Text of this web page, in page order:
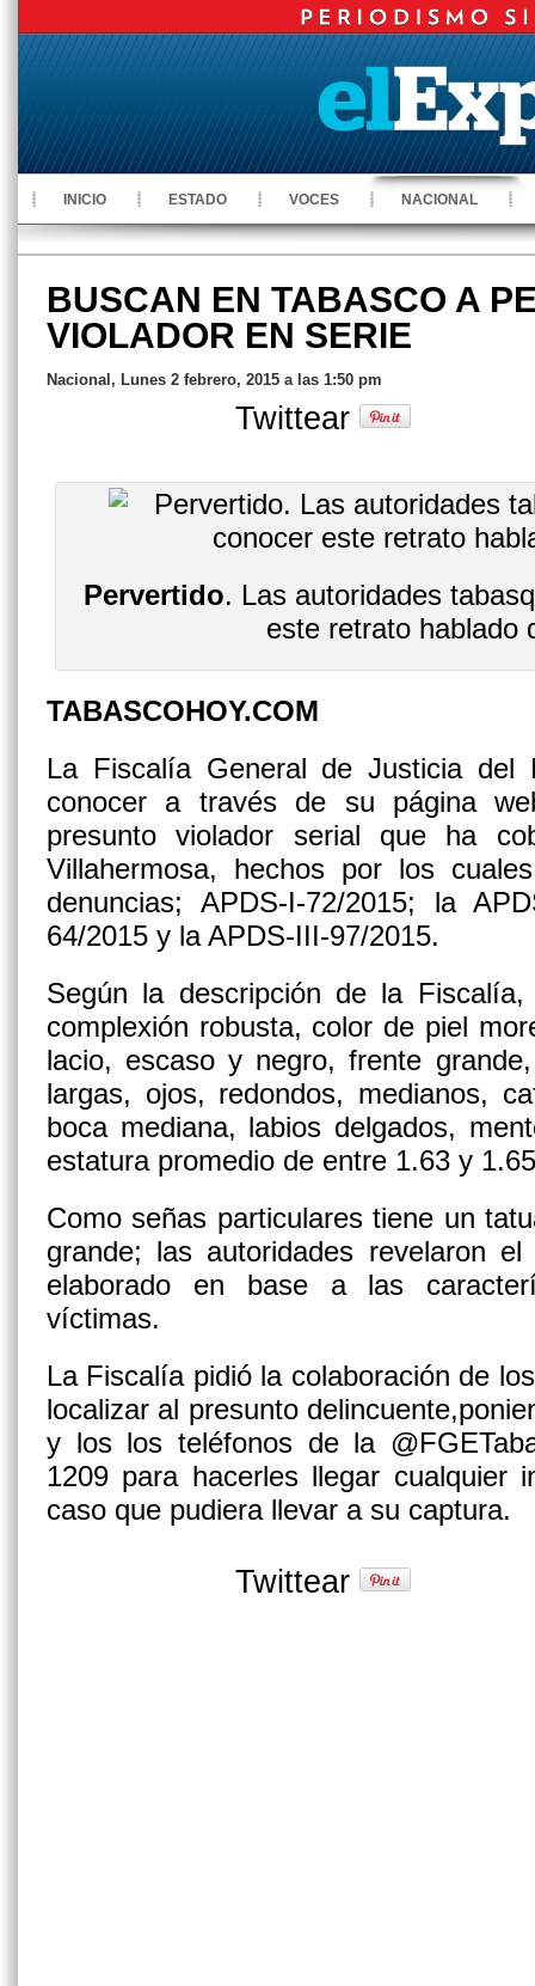
INICIO ESTADO VOCES NACIONAL
BUSCAN EN TABASCO A
VIOLADOR EN SERIE
Nacional, Lunes 2 febrero, 2015 a las 1:50 pm
Twittear
Pervertido. Las autoridades
este retrato hablado
TABASCOHOY.COM
La Fiscalía General de Justicia del
conocer a través de su página
presunto violador serial que ha
Villahermosa, hechos por los
denuncias; APDS-I-72/2015; la
64/2015 y la APDS-III-97/2015.
Según la descripción de la
complexión robusta, color de piel
lacio, escaso y negro, frente
largas, ojos, redondos, medianos,
boca mediana, labios delgados,
estatura promedio de entre 1.63 y
Como señas particulares tiene un
grande; las autoridades revelaron
elaborado en base a las
víctimas.
La Fiscalía pidió la colaboración de
localizar al presunto
y los los teléfonos de la
1209 para hacerles llegar cualquier
caso que pudiera llevar a su captura.
Twittear